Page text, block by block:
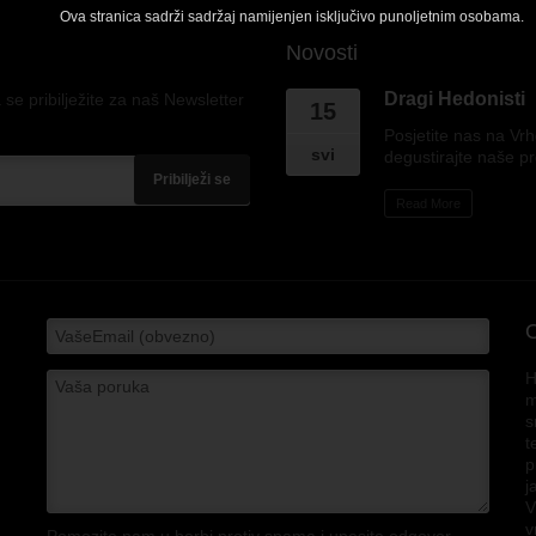
pribilježite za naš Newsletter
Pribilježi se
Novosti
15
svi
Dragi Hedonisti
Posjetite nas na
degustirajte naše
Ova stranica sadrži sadržaj namijenjen isključivo punoljetnim osobama.